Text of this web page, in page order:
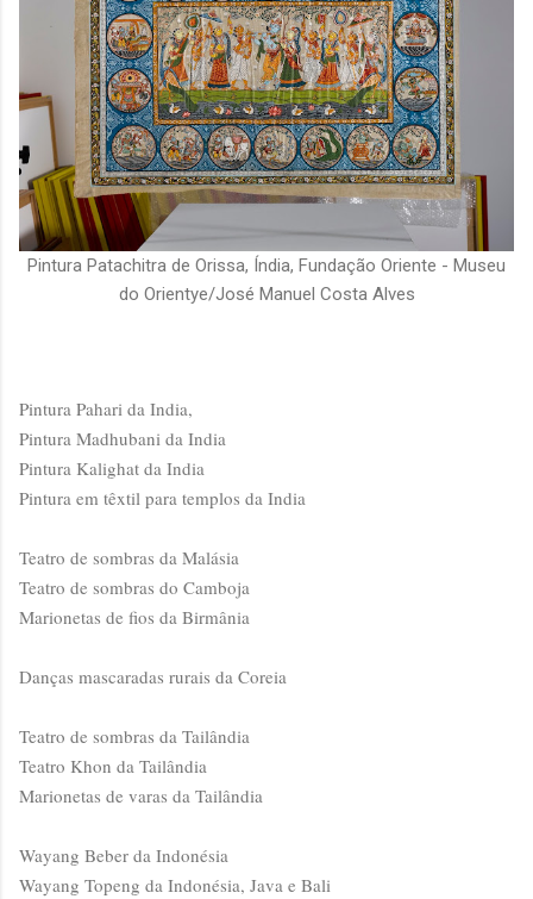
Pintura Patachitra de Orissa, Índia, Fundação Oriente - Museu
do Orientye/José Manuel Costa Alves
Pintura Pahari da India,
Pintura Madhubani da India
Pintura Kalighat da India
Pintura em têxtil para templos da India
Teatro de sombras da Malásia
Teatro de sombras do Camboja
Marionetas de fios da Birmânia
Danças mascaradas rurais da Coreia
Teatro de sombras da Tailândia
Teatro Khon da Tailândia
Marionetas de varas da Tailândia
Wayang Beber da Indonésia
Wayang Topeng da Indonésia, Java e Bali